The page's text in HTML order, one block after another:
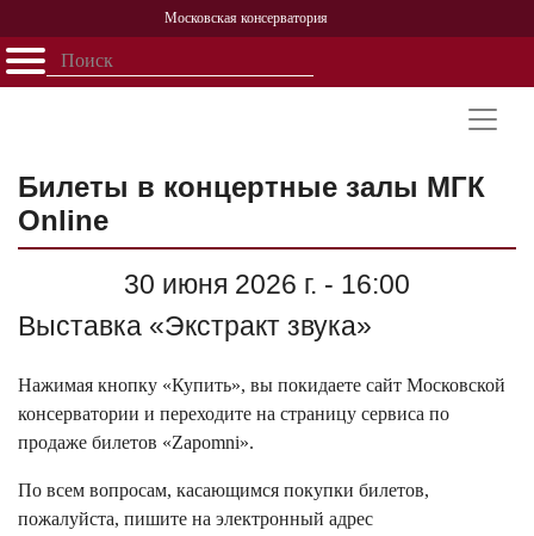
Московская консерватория
Открыть - закрыть
Персоналии
История
Билеты в концертные залы МГК
Online
30 июня 2026 г. - 16:00
Выставка «Экстракт звука»
Нажимая кнопку «Купить», вы покидаете сайт Московской
консерватории и переходите на страницу сервиса по
продаже билетов «Zapomni».
По всем вопросам, касающимся покупки билетов,
пожалуйста, пишите на электронный адрес